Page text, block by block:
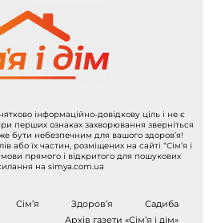
інформаційно-довідкову ціль і не є
перших ознаках захворювання зверніться
бути небезпечним для вашого здоров’я!
або їх частин, розміщених на сайті “Сім’я і
прямого і відкритого для пошукових
на simya.com.ua
Сім’я Здоров’я
Садиба
Архів газети «Сім’я і дім»